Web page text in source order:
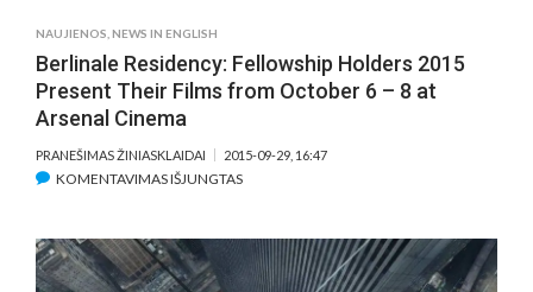
NAUJIENOS,NEWS IN ENGLISH
Berlinale Residency: Fellowship Holders 2015
Present Their Films from October 6 – 8 at
Arsenal Cinema
PRANEŠIMAS ŽINIASKLAIDAI 2015-09-29, 16:47
KOMENTAVIMAS IŠJUNGTASĮRAŠE
FELLOWSHIP
HOLDERS